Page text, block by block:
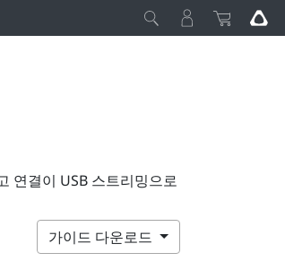
연결이 USB 스트리밍으로
가이드 다운로드